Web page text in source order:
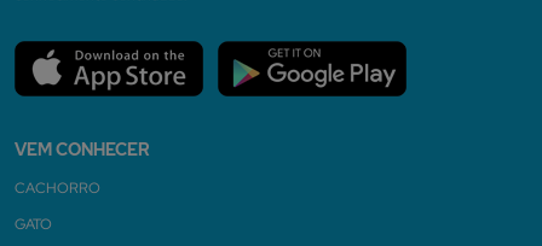
VEM CONHECER
CACHORRO
GATO